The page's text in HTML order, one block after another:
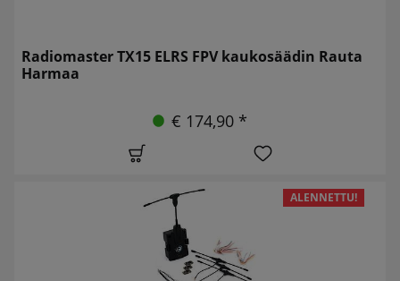
Radiomaster TX15 ELRS FPV kaukosäädin Rauta
Harmaa
€ 174,90 *
ALENNETTU!